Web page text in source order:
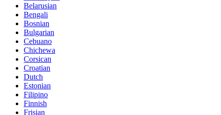
Belarusian
Bengali
Bosnian
Bulgarian
Cebuano
Chichewa
Corsican
Croatian
Dutch
Estonian
Filipino
Finnish
Frisian